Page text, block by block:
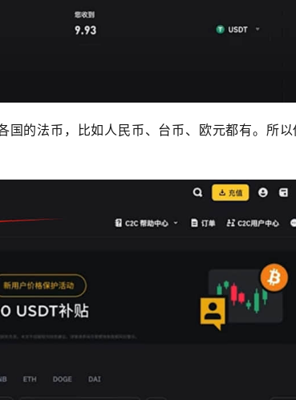
的法币，比如人民币、台币、欧元都有。所以